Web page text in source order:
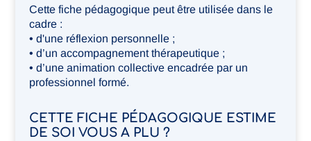
Cette fiche pédagogique peut être utilisée dans le
cadre :
• d'une réflexion personnelle ;
• d’un accompagnement thérapeutique ;
• d’une animation collective encadrée par un
professionnel formé.
CETTE FICHE PÉDAGOGIQUE ESTIME
DE SOI VOUS A PLU ?